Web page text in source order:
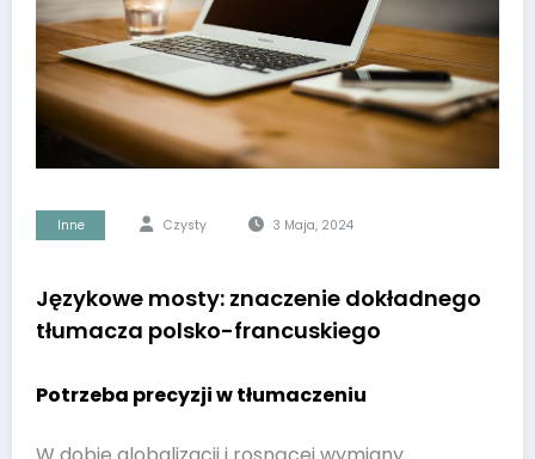
Inne Czysty 3 Maja, 2024
Językowe mosty: znaczenie dokładnego
tłumacza polsko-francuskiego
Potrzeba precyzji w tłumaczeniu